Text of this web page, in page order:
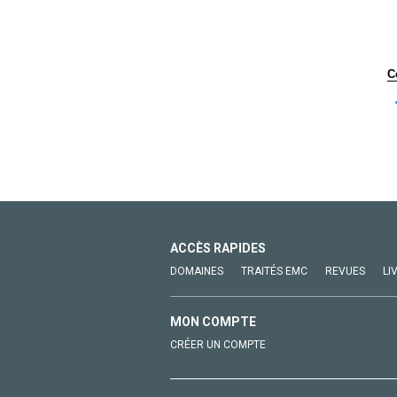
ACCÈS RAPIDES
DOMAINES TRAITÉS EMC REVUES
MON COMPTE
CRÉER UN COMPTE